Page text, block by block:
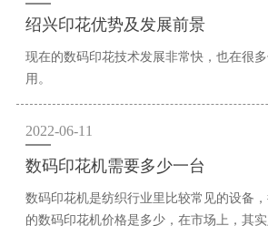
绍兴印花优势及发展前景
现在的数码印花技术发展非常快，也在很
用。
2022-06-11
数码印花机需要多少一台
数码印花机是纺织行业里比较常见的设备
的数码印花机价格是多少，在市场上，其